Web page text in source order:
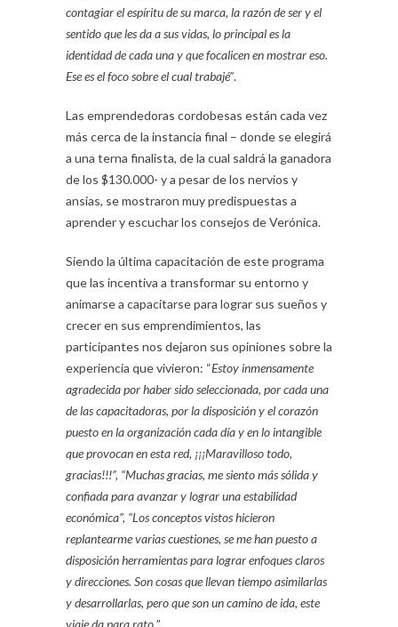
contagiar el espíritu de su marca, la razón de ser y el
sentido que les da a sus vidas, lo principal es la
identidad de cada una y que focalicen en mostrar eso.
Ese es el foco sobre el cual trabajé”.
Las emprendedoras cordobesas están cada vez
más cerca de la instancia final – donde se elegirá
a una terna finalista, de la cual saldrá la ganadora
de los $130.000- y a pesar de los nervios y
ansias, se mostraron muy predispuestas a
aprender y escuchar los consejos de Verónica.
Siendo la última capacitación de este programa
que las incentiva a transformar su entorno y
animarse a capacitarse para lograr sus sueños y
crecer en sus emprendimientos, las
participantes nos dejaron sus opiniones sobre la
experiencia que vivieron: “Estoy inmensamente
agradecida por haber sido seleccionada, por cada una
de las capacitadoras, por la disposición y el corazón
puesto en la organización cada día y en lo intangible
que provocan en esta red, ¡¡¡Maravilloso todo,
gracias!!!”, “Muchas gracias, me siento más sólida y
confiada para avanzar y lograr una estabilidad
económica”, “Los conceptos vistos hicieron
replantearme varias cuestiones, se me han puesto a
disposición herramientas para lograr enfoques claros
y direcciones. Son cosas que llevan tiempo asimilarlas
y desarrollarlas, pero que son un camino de ida, este
viaje da para rato.”